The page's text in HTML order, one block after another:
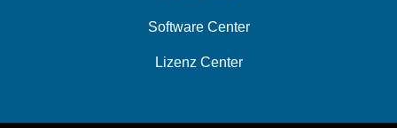
Software Center
Lizenz Center